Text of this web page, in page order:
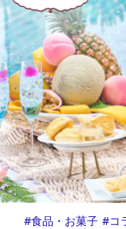
食品・お菓子 コ